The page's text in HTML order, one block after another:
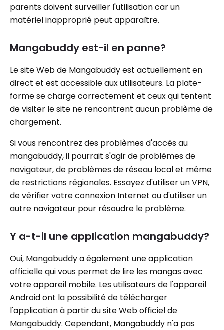
parents doivent surveiller l'utilisation car un
matériel inapproprié peut apparaître.
Mangabuddy est-il en panne?
Le site Web de Mangabuddy est actuellement en
direct et est accessible aux utilisateurs. La plate-
forme se charge correctement et ceux qui tentent
de visiter le site ne rencontrent aucun problème de
chargement.
Si vous rencontrez des problèmes d'accès au
mangabuddy, il pourrait s'agir de problèmes de
navigateur, de problèmes de réseau local et même
de restrictions régionales. Essayez d'utiliser un VPN,
de vérifier votre connexion Internet ou d'utiliser un
autre navigateur pour résoudre le problème.
Y a-t-il une application mangabuddy?
Oui, Mangabuddy a également une application
officielle qui vous permet de lire les mangas avec
votre appareil mobile. Les utilisateurs de l'appareil
Android ont la possibilité de télécharger
l'application à partir du site Web officiel de
Mangabuddy. Cependant, Mangabuddy n'a pas